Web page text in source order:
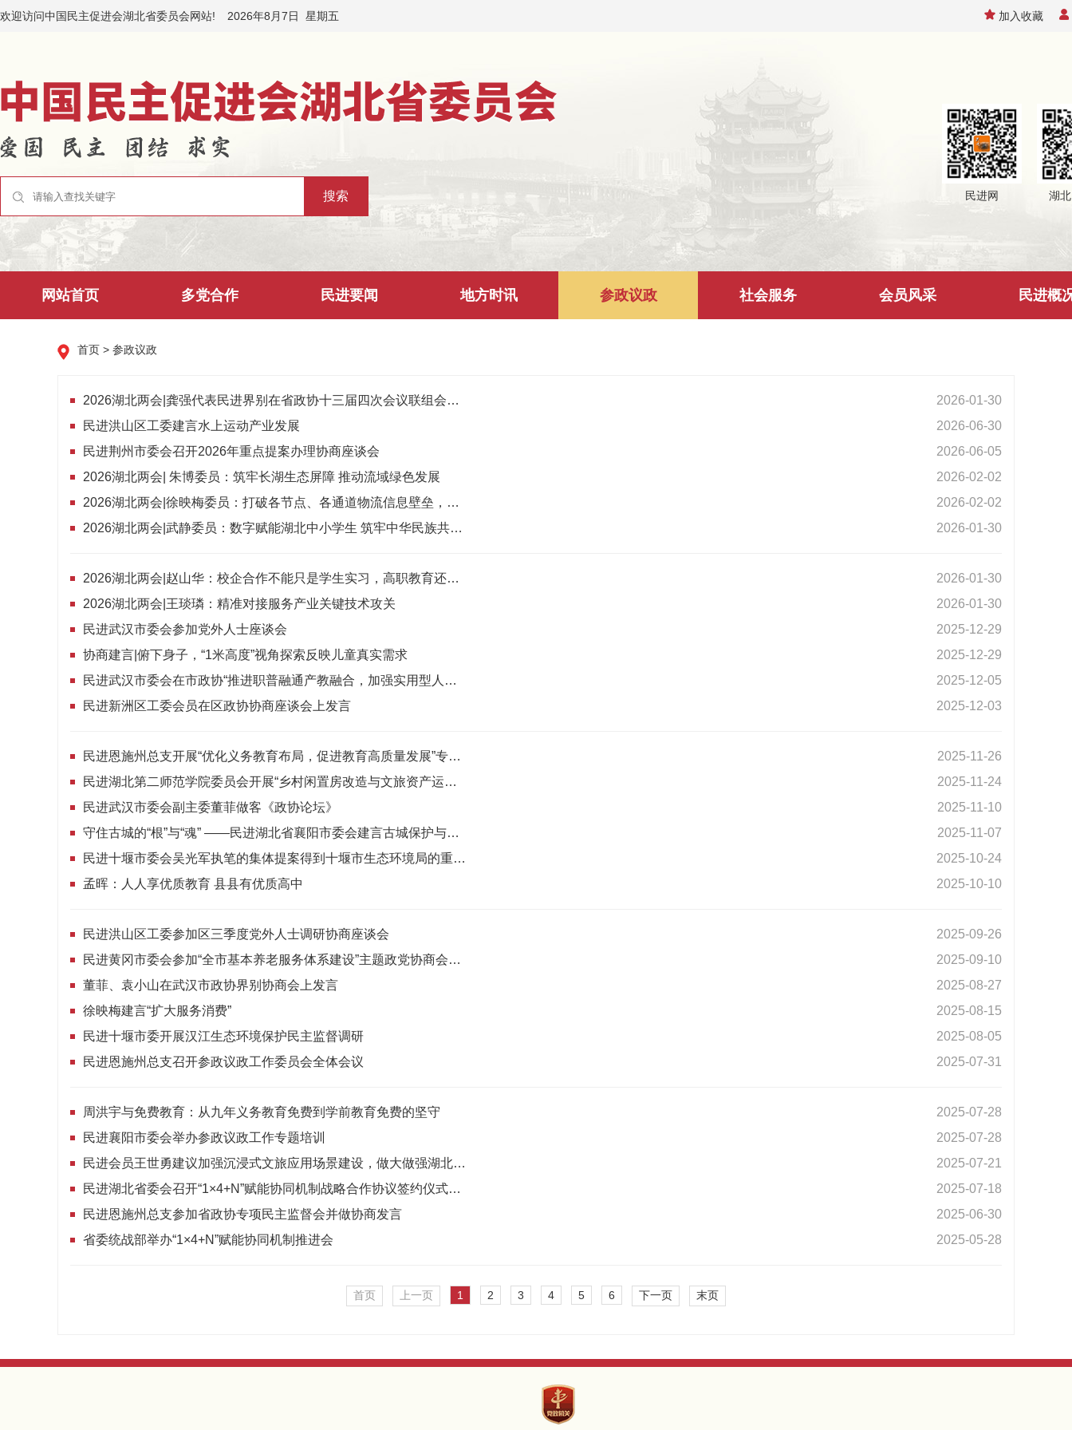
欢迎访问中国民主促进会湖北省委员会网站! 2026年8月7日 星期五 加入收藏
民进网 湖
网站首页 多党合作 民进要闻 地方时讯 参政议政 社会服务 会员风采 民进概
首页 > 参政议政
2026湖北两会|龚强代表民进界别在省政协十三届四次会议联组会上建言：大力推动湖北 “…
2026-01-30
民进洪山区工委建言水上运动产业发展
2026-06-30
民进荆州市委会召开2026年重点提案办理协商座谈会
2026-06-05
2026湖北两会| 朱博委员：筑牢长湖生态屏障 推动流域绿色发展
2026-02-02
2026湖北两会|徐映梅委员：打破各节点、各通道物流信息壁垒，实现多式联运体系的数字化…
2026-02-02
2026湖北两会|武静委员：数字赋能湖北中小学生 筑牢中华民族共同体意识
2026-01-30
2026湖北两会|赵山华：校企合作不能只是学生实习，高职教育还要“AI实训基地”
2026-01-30
2026湖北两会|王琰璘：精准对接服务产业关键技术攻关
2026-01-30
民进武汉市委会参加党外人士座谈会
2025-12-29
协商建言|俯下身子，“1米高度”视角探索反映儿童真实需求
2025-12-29
民进武汉市委会在市政协“推进职普融通产教融合，加强实用型人才培养”专项民主监督协…
2025-12-05
民进新洲区工委会员在区政协协商座谈会上发言
2025-12-03
民进恩施州总支开展“优化义务教育布局，促进教育高质量发展”专题调研
2025-11-26
民进湖北第二师范学院委员会开展“乡村闲置房改造与文旅资产运营”一体化调研
2025-11-24
民进武汉市委会副主委董菲做客《政协论坛》
2025-11-10
守住古城的“根”与“魂” ——民进湖北省襄阳市委会建言古城保护与发展良性互动
2025-11-07
民进十堰市委会吴光军执笔的集体提案得到十堰市生态环境局的重视和办理答复
2025-10-24
孟晖：人人享优质教育 县县有优质高中
2025-10-10
民进洪山区工委参加区三季度党外人士调研协商座谈会
2025-09-26
民进黄冈市委会参加“全市基本养老服务体系建设”主题政党协商会会前调研
2025-09-10
董菲、袁小山在武汉市政协界别协商会上发言
2025-08-27
徐映梅建言“扩大服务消费”
2025-08-15
民进十堰市委开展汉江生态环境保护民主监督调研
2025-08-05
民进恩施州总支召开参政议政工作委员会全体会议
2025-07-31
周洪宇与免费教育：从九年义务教育免费到学前教育免费的坚守
2025-07-28
民进襄阳市委会举办参政议政工作专题培训
2025-07-28
民进会员王世勇建议加强沉浸式文旅应用场景建设，做大做强湖北文旅品牌
2025-07-21
民进湖北省委会召开“1×4+N”赋能协同机制战略合作协议签约仪式暨第一次联席会议
2025-07-18
民进恩施州总支参加省政协专项民主监督会并做协商发言
2025-06-30
省委统战部举办“1×4+N”赋能协同机制推进会
2025-05-28
首页 上一页 1 2 3 4 5 6 下一页 末页